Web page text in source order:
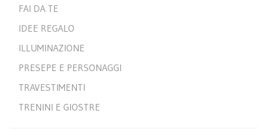
FAI DA TE
IDEE REGALO
ILLUMINAZIONE
PRESEPE E PERSONAGGI
TRAVESTIMENTI
TRENINI E GIOSTRE